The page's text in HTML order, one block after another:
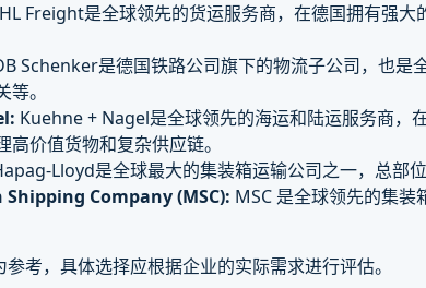
Freight是全球领先的货运服务商，在德国拥有强
Schenker是德国铁路公司旗下的物流子公司，也是
。
Kuehne + Nagel是全球领先的海运和陆运服务商，
高价值货物和复杂供应链。
Lloyd是全球最大的集装箱运输公司之一，总部
Company (MSC): MSC 是全球领先的集装
考，具体选择应根据企业的实际需求进行评估。